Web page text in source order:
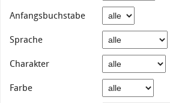
Anfangsbuchstabe
Sprache
Charakter
Farbe